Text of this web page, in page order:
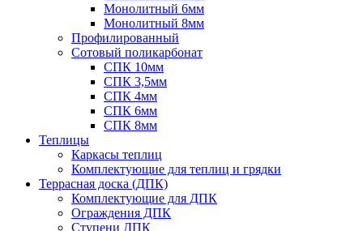
Монолитный 6мм
Монолитный 8мм
Профилированный
Сотовый поликарбонат
СПК 10мм
СПК 3,5мм
СПК 4мм
СПК 6мм
СПК 8мм
Теплицы
Каркасы теплиц
Комплектующие для теплиц и грядки
Террасная доска (ДПК)
Комплектующие для ДПК
Ограждения ДПК
Ступени ДПК